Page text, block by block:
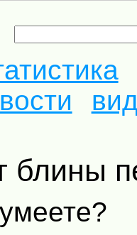
блины